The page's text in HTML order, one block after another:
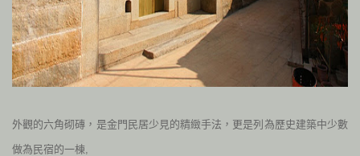
外觀的六角砌磚，是金門民居少見的精緻手法，更是列為歷史建築中少數
做為民宿的一棟